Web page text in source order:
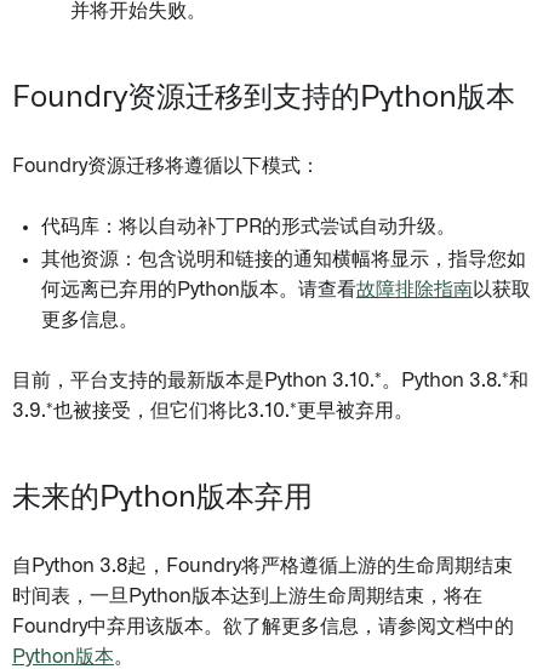
并将开始失败。
Foundry资源迁移到支持的Python版本
Foundry资源迁移将遵循以下模式：
代码库：将以自动补丁PR的形式尝试自动升级。
其他资源：包含说明和链接的通知横幅将显示，指导您如
何远离已弃用的Python版本。请查看故障排除指南以获取
更多信息。
目前，平台支持的最新版本是Python 3.10.*。Python 3.8.*和
3.9.*也被接受，但它们将比3.10.*更早被弃用。
未来的Python版本弃用
自Python 3.8起，Foundry将严格遵循上游的生命周期结束
时间表，一旦Python版本达到上游生命周期结束，将在
Foundry中弃用该版本。欲了解更多信息，请参阅文档中的
Python版本。